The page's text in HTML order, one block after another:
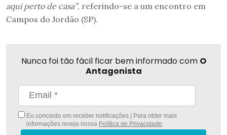
aqui perto de casa”, referindo-se a um encontro em
Campos do Jordão (SP).
Nunca foi tão fácil ficar bem informado com O
Antagonista
Eu concordo em receber notificações | Para obter mais
informações reveja nossa Política de Privacidade